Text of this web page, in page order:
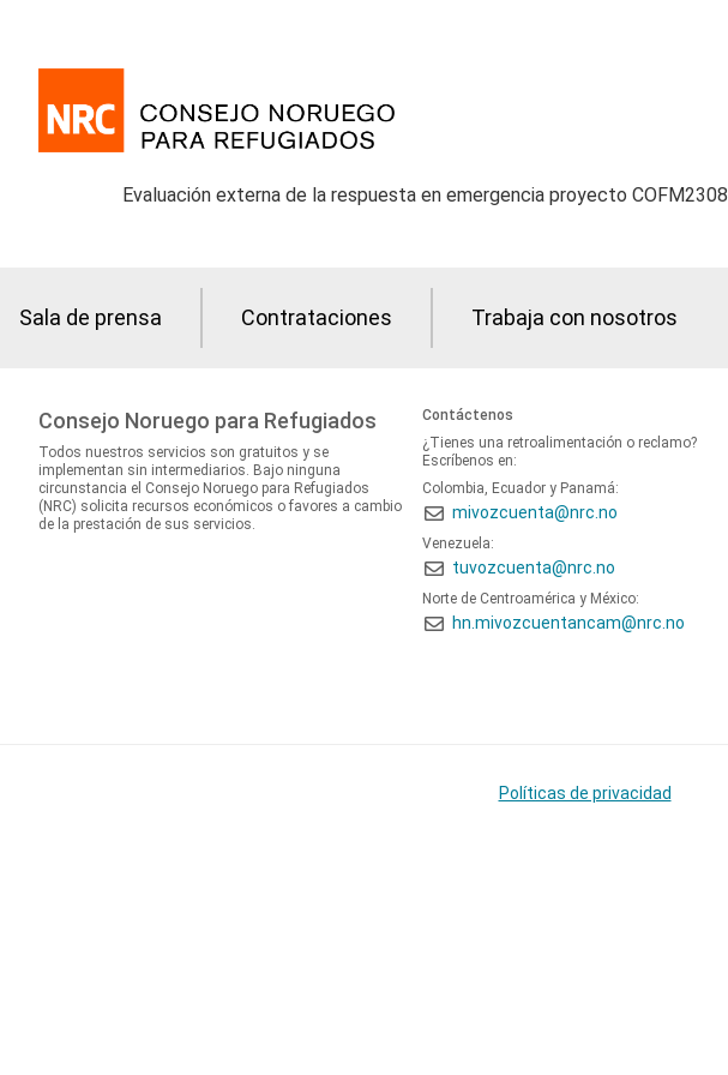
Evaluación externa de la respuesta en emergencia proyecto COFM2308
Sala de prensa Contrataciones Trabaja con nosotros
Consejo Noruego para Refugiados
Todos nuestros servicios son gratuitos y se
implementan sin intermediarios. Bajo ninguna
circunstancia el Consejo Noruego para Refugiados
(NRC) solicita recursos económicos o favores a cambio
de la prestación de sus servicios.
Contáctenos
¿Tienes una retroalimentación o reclamo?
Escríbenos en:
Colombia, Ecuador y Panamá:
mivozcuenta@nrc.no
Venezuela:
tuvozcuenta@nrc.no
Norte de Centroamérica y México:
hn.mivozcuentancam@nrc.no
Políticas de privacidad